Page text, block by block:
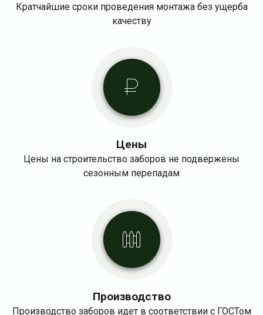
Кратчайшие сроки проведения монтажа без ущерба
качеству
Цены
Цены на строительство заборов не подвержены
сезонным перепадам
Производство
Производство заборов идет в соответствии с ГОСТом